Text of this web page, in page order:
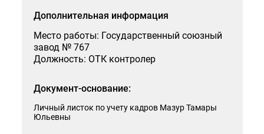
Дополнительная информация
Место работы: Государственный союзный
завод № 767
Должность: ОТК контролер
Документ-основание:
Личный листок по учету кадров Мазур Тамары
Юльевны
Я согласен на обработку моих персональных данных
Отправить